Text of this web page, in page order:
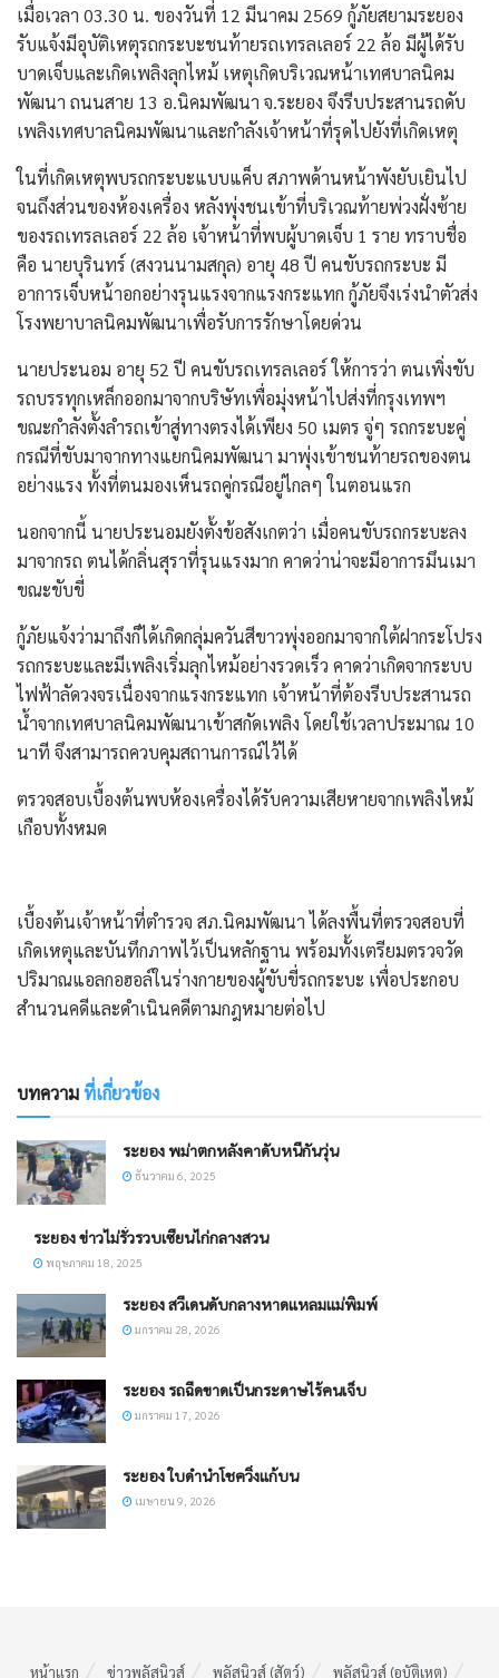
​เมื่อเวลา 03.30 น. ของวันที่ 12 มีนาคม 2569 กู้ภัยสยามระยอง
รับแจ้งมีอุบัติเหตุรถกระบะชนท้ายรถเทรลเลอร์ 22 ล้อ มีผู้ได้รับ
บาดเจ็บและเกิดเพลิงลุกไหม้ เหตุเกิดบริเวณหน้าเทศบาลนิคม
พัฒนา ถนนสาย 13 อ.นิคมพัฒนา จ.ระยอง จึงรีบประสานรถดับ
เพลิงเทศบาลนิคมพัฒนาและกำลังเจ้าหน้าที่รุดไปยังที่เกิดเหตุ
​ในที่เกิดเหตุพบรถกระบะแบบแค็บ สภาพด้านหน้าพังยับเยินไป
จนถึงส่วนของห้องเครื่อง หลังพุ่งชนเข้าที่บริเวณท้ายพ่วงฝั่งซ้าย
ของรถเทรลเลอร์ 22 ล้อ เจ้าหน้าที่พบผู้บาดเจ็บ 1 ราย ทราบชื่อ
คือ นายบุรินทร์ (สงวนนามสกุล) อายุ 48 ปี คนขับรถกระบะ มี
อาการเจ็บหน้าอกอย่างรุนแรงจากแรงกระแทก กู้ภัยจึงเร่งนำตัวส่ง
โรงพยาบาลนิคมพัฒนาเพื่อรับการรักษาโดยด่วน
​นายประนอม อายุ 52 ปี คนขับรถเทรลเลอร์ ให้การว่า ตนเพิ่งขับ
รถบรรทุกเหล็กออกมาจากบริษัทเพื่อมุ่งหน้าไปส่งที่กรุงเทพฯ
ขณะกำลังตั้งลำรถเข้าสู่ทางตรงได้เพียง 50 เมตร จู่ๆ รถกระบะคู่
กรณีที่ขับมาจากทางแยกนิคมพัฒนา มาพุ่งเข้าชนท้ายรถของตน
อย่างแรง ทั้งที่ตนมองเห็นรถคู่กรณีอยู่ไกลๆ ในตอนแรก
นอกจากนี้ นายประนอมยังตั้งข้อสังเกตว่า เมื่อคนขับรถกระบะลง
มาจากรถ ตนได้กลิ่นสุราที่รุนแรงมาก คาดว่าน่าจะมีอาการมึนเมา
ขณะขับขี่
กู้ภัยแจ้งว่ามาถึงก็ได้เกิดกลุ่มควันสีขาวพุ่งออกมาจากใต้ฝากระโปรง
รถกระบะและมีเพลิงเริ่มลุกไหม้อย่างรวดเร็ว คาดว่าเกิดจากระบบ
ไฟฟ้าลัดวงจรเนื่องจากแรงกระแทก เจ้าหน้าที่ต้องรีบประสานรถ
น้ำจากเทศบาลนิคมพัฒนาเข้าสกัดเพลิง โดยใช้เวลาประมาณ 10
นาที จึงสามารถควบคุมสถานการณ์ไว้ได้
ตรวจสอบเบื้องต้นพบห้องเครื่องได้รับความเสียหายจากเพลิงไหม้
เกือบทั้งหมด
​เบื้องต้นเจ้าหน้าที่ตำรวจ สภ.นิคมพัฒนา ได้ลงพื้นที่ตรวจสอบที่
เกิดเหตุและบันทึกภาพไว้เป็นหลักฐาน พร้อมทั้งเตรียมตรวจวัด
ปริมาณแอลกอฮอล์ในร่างกายของผู้ขับขี่รถกระบะ เพื่อประกอบ
สำนวนคดีและดำเนินคดีตามกฎหมายต่อไป
บทความที่เกี่ยวข้อง
ระยอง พม่าตกหลังคาดับหนีกันวุ่น
ธันวาคม 6, 2025
ระยอง ข่าวไม่รั่วรวบเซียนไก่กลางสวน
พฤษภาคม 18, 2025
ระยอง สวีเดนดับกลางหาดแหลมแม่พิมพ์
มกราคม 28, 2026
ระยอง รถฉีดขาดเป็นกระดาษไร้คนเจ็บ
มกราคม 17, 2026
ระยอง ​ใบดำนำโชควิ่งแก้บน
เมษายน 9, 2026
หน้าแรก ข่าวพลัสนิวส์ พลัสนิวส์ (สัตว์) พลัสนิวส์ (อุบัติเหตุ)